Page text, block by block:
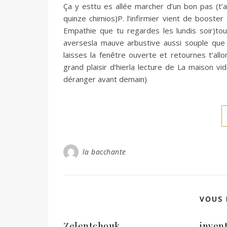
Ça y esttu es allée marcher d’un bon pas
quinze chimios)P. l’infirmier vient de
Empathie que tu regardes les lundis
aversesla mauve arbustive aussi souple
laisses la fenêtre ouverte et retournes
grand plaisir d’hierla lecture de La maison
déranger avant demain)
la bacchante
VOUS